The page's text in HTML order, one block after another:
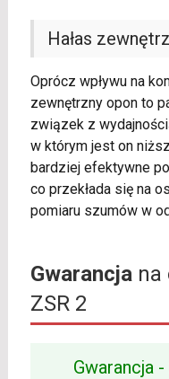
Hałas
Oprócz wpływu na
zewnętrzny opon to
związek z
w którym jest on
bardziej efektywne
co przekłada się na
pomiaru szumów w
Gwarancjana
ZSR 2
Gwarancja -